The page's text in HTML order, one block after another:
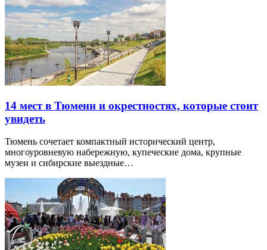
14 мест в Тюмени и окрестностях, которые стоит
увидеть
Тюмень сочетает компактный исторический центр,
многоуровневую набережную, купеческие дома, крупные
музеи и сибирские выездные…